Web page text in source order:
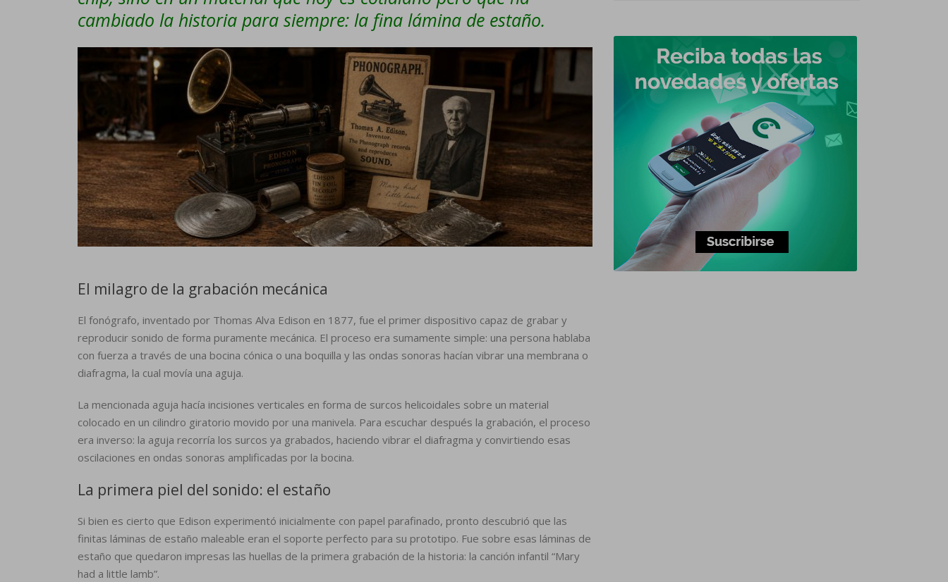
cambiado la historia para siempre: la fina lámina de estaño.
El milagro de la grabación mecánica
El fonógrafo, inventado por Thomas Alva Edison en 1877, fue el primer dispositivo capaz de grabar y
reproducir sonido de forma puramente mecánica. El proceso era sumamente simple: una persona hablaba
con fuerza a través de una bocina cónica o una boquilla y las ondas sonoras hacían vibrar una membrana o
diafragma, la cual movía una aguja.
La mencionada aguja hacía incisiones verticales en forma de surcos helicoidales sobre un material
colocado en un cilindro giratorio movido por una manivela. Para escuchar después la grabación, el proceso
era inverso: la aguja recorría los surcos ya grabados, haciendo vibrar el diafragma y convirtiendo esas
oscilaciones en ondas sonoras amplificadas por la bocina.
La primera piel del sonido: el estaño
Si bien es cierto que Edison experimentó inicialmente con papel parafinado, pronto descubrió que las
finitas láminas de estaño maleable eran el soporte perfecto para su prototipo. Fue sobre esas láminas de
estaño que quedaron impresas las huellas de la primera grabación de la historia: la canción infantil “Mary
had a little lamb”.